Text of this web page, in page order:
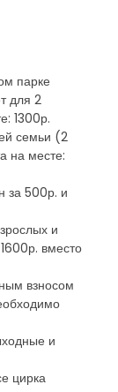
парке
для 2
1300р.
семьи (2
на месте:
за 500р. и
и
вместо
взносом
и
цирка